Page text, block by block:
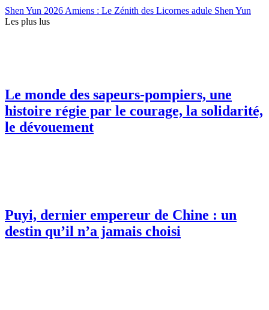
Shen Yun 2026 Amiens : Le Zénith des Licornes adule Shen Yun
Les plus lus
Le monde des sapeurs-pompiers, une
histoire régie par le courage, la solidarité,
le dévouement
Puyi, dernier empereur de Chine : un
destin qu’il n’a jamais choisi